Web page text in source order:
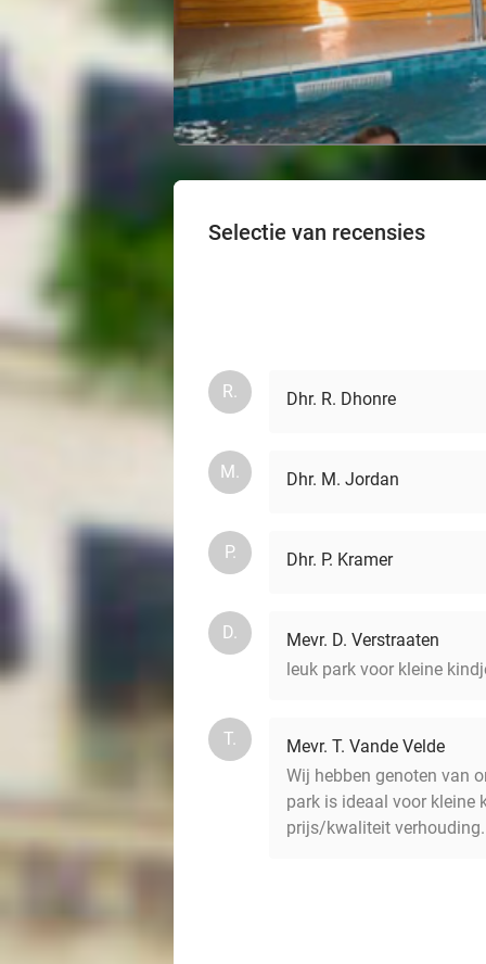
Selectie van recensies
R. Dhr. R. Dhonre
M. Dhr. M. Jordan
P. Dhr. P. Kramer
D.
Mevr. D. Verstraaten
leuk park voor kleine
T.
Mevr. T. Vande Velde
Wij hebben genoten van
park is ideaal voor kleine
prijs/kwaliteit verhouding.